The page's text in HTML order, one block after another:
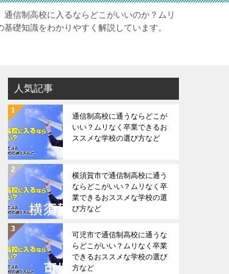
信制高校に入るならどこがいいのか？ムリ
礎知識をわかりやすく解説しています。
人気記事
通信制高校に通うならどこが
いい？ムリなく卒業できるお
ススメな学校の選び方など
横須賀市で通信制高校に通う
ならどこがいい？ムリなく卒
業できるおススメな学校の選
び方など
可児市で通信制高校に通うな
らどこがいい？ムリなく卒業
できるおススメな学校の選び
方など